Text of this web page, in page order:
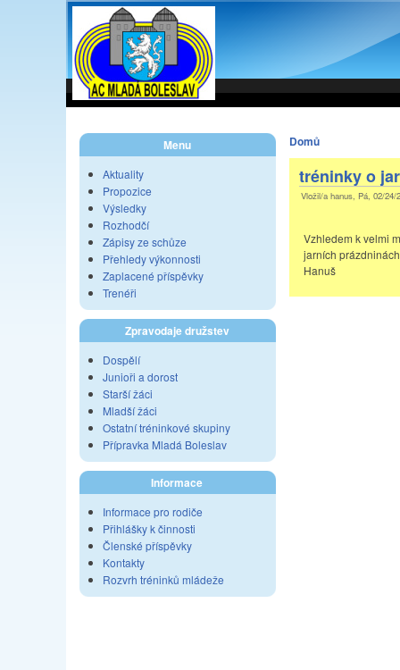
Menu
Aktuality
Propozice
Výsledky
Rozhodčí
Zápisy ze schůze
Přehledy výkonnosti
Zaplacené příspěvky
Trenéři
Zpravodaje družstev
Dospělí
Junioři a dorost
Starší žáci
Mladší žáci
Ostatní tréninkové skupiny
Přípravka Mladá Boleslav
Informace
Informace pro rodiče
Přihlášky k činnosti
Členské příspěvky
Kontakty
Rozvrh tréninků mládeže
Domů
tréninky o
Vložil/a hanus, Pá, 02/24/
Vzhledem k velmi
jarních
Hanuš